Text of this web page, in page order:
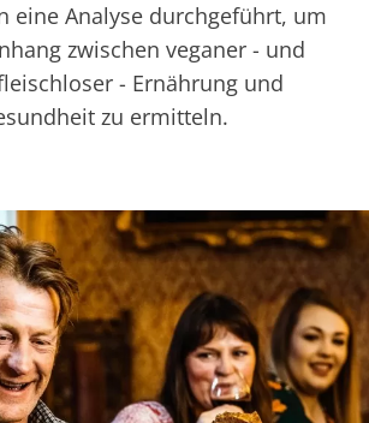
eine Analyse durchgeführt, um
zwischen veganer - und
- Ernährung und
zu ermitteln.